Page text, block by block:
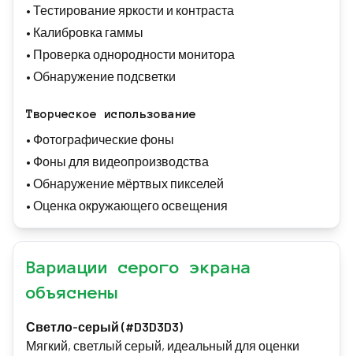
• Тестирование яркости и контраста
• Калибровка гаммы
• Проверка однородности монитора
• Обнаружение подсветки
Творческое использование
• Фотографические фоны
• Фоны для видеопроизводства
• Обнаружение мёртвых пикселей
• Оценка окружающего освещения
Вариации серого экрана
объяснены
Светло-серый (#D3D3D3)
Мягкий, светлый серый, идеальный для оценки